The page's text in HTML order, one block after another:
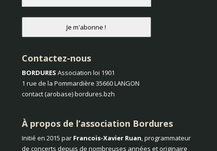
Je m'abonne !
Contactez-nous
BORDURES Association loi 1901
1 rue de la Pommardière 35660 LANGON
contact (arobase) bordures.bzh
À propos de l’association Bordures
Initié en 2015 par Francois-Xavier Ruan, programmateur
de concerts depuis de nombreuses années et originaire